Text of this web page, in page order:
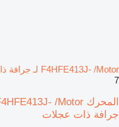
F4HFE413J- /Motor لـ جرافة ذات عجلات
7
جرافة ذات عجلات